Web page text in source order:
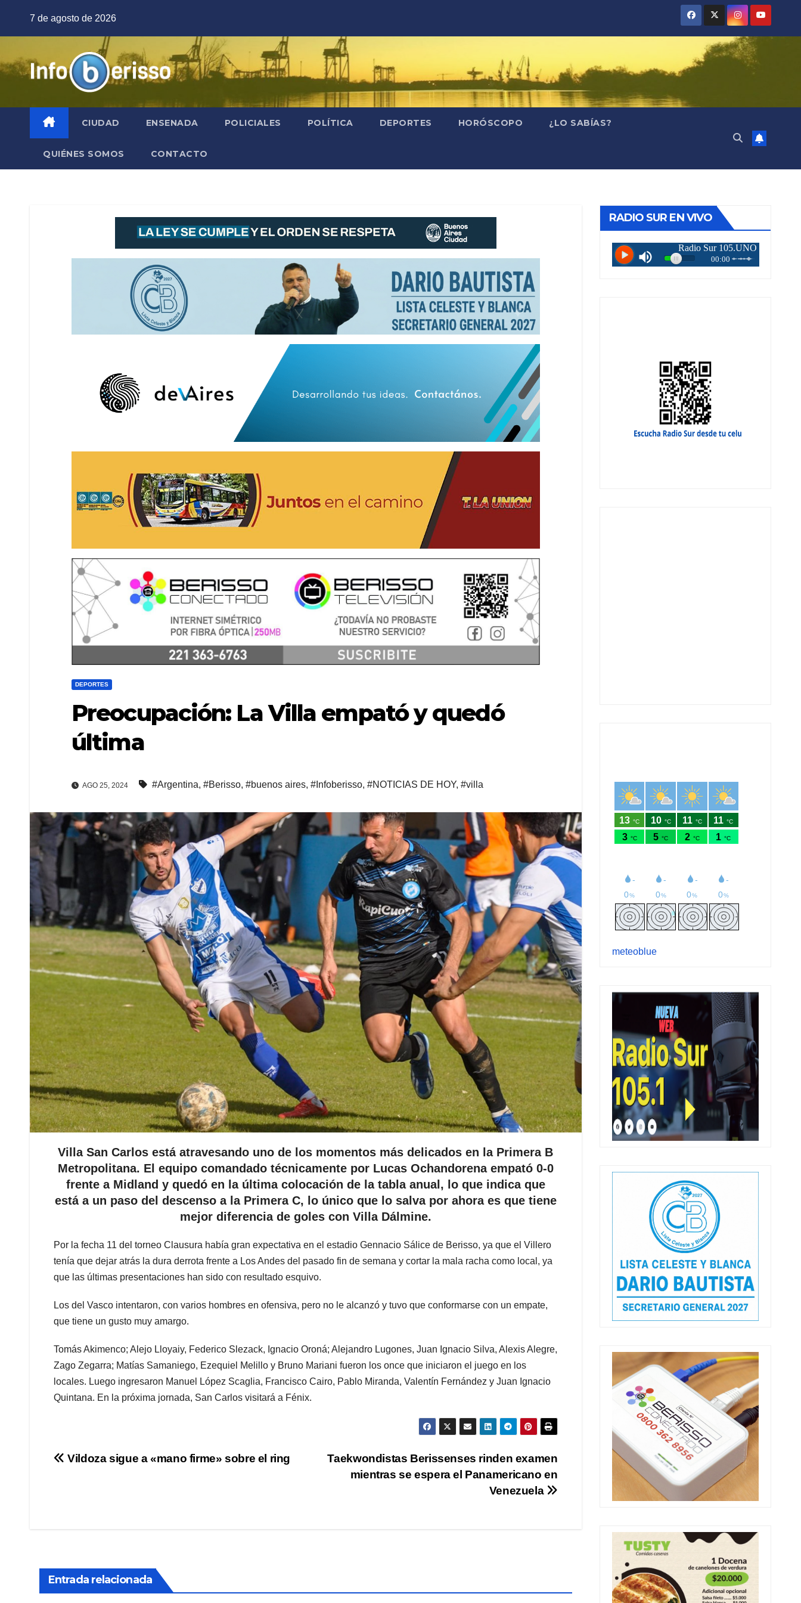
7 de agosto de 2026
CIUDAD ENSENADA POLICIALES POLÍTICA DEPORTES HORÓSCOPO ¿LO SABÍAS?
QUIÉNES SOMOS CONTACTO
DEPORTES
Preocupación: La Villa empató y quedó
última
AGO 25, 2024 #Argentina, #Berisso, #buenos aires, #Infoberisso, #NOTICIAS DE HOY, #villa
Villa San Carlos está atravesando uno de los momentos más delicados en la Primera B
Metropolitana. El equipo comandado técnicamente por Lucas Ochandorena empató 0-0
frente a Midland y quedó en la última colocación de la tabla anual, lo que indica que
está a un paso del descenso a la Primera C, lo único que lo salva por ahora es que tiene
mejor diferencia de goles con Villa Dálmine.
Por la fecha 11 del torneo Clausura había gran expectativa en el estadio Gennacio Sálice de Berisso, ya que el Villero
tenía que dejar atrás la dura derrota frente a Los Andes del pasado fin de semana y cortar la mala racha como local, ya
que las últimas presentaciones han sido con resultado esquivo.
Los del Vasco intentaron, con varios hombres en ofensiva, pero no le alcanzó y tuvo que conformarse con un empate,
que tiene un gusto muy amargo.
Tomás Akimenco; Alejo Lloyaiy, Federico Slezack, Ignacio Oroná; Alejandro Lugones, Juan Ignacio Silva, Alexis Alegre,
Zago Zegarra; Matías Samaniego, Ezequiel Melillo y Bruno Mariani fueron los once que iniciaron el juego en los
locales. Luego ingresaron Manuel López Scaglia, Francisco Cairo, Pablo Miranda, Valentín Fernández y Juan Ignacio
Quintana. En la próxima jornada, San Carlos visitará a Fénix.
Navegación
Taekwondistas Berissenses rinden examen
mientras se espera el Panamericano en
Venezuela
Vildoza sigue a «mano firme» sobre el ring
Entrada relacionada
RADIO SUR EN VIVO
meteoblue